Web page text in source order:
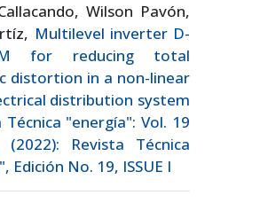
Wilson Pavón,
Multilevel inverter D-
for reducing total
distortion in a non-linear
distribution system
Técnica "energía": Vol. 19
Revista Técnica
Edición No. 19, ISSUE I